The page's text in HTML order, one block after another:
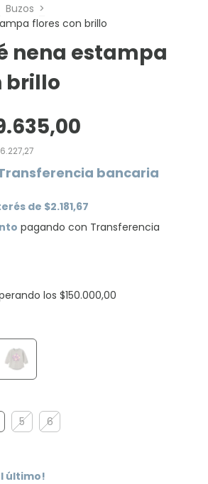
Buzos >
flores con brillo
nena estampa
brillo
bancaria
de $2.181,67
pagando con Transferencia
los $150.000,00
5 6
último!